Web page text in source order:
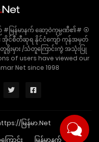
ည် #မြန်မာနက် ဆော့ဝဲကုမ္ပဏီ၏
င်စီတီဆုရ နိုင်ငံကျော် ကုန်အမှတ်
းမှား /သံတူကြောင်းကွဲ အသုံးပြု
of users have viewed our
Net since 1998.
မြန်မာ.Net
မြန်မာနက်
ြောင်း